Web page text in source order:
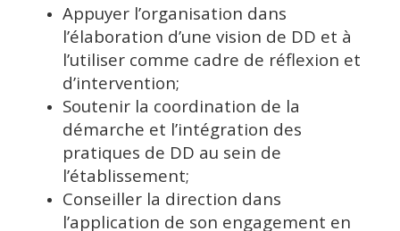
Appuyer l’organisation dans
l’élaboration d’une vision de DD et à
l’utiliser comme cadre de réflexion et
d’intervention;
Soutenir la coordination de la
démarche et l’intégration des
pratiques de DD au sein de
l’établissement;
Conseiller la direction dans
l’application de son engagement en